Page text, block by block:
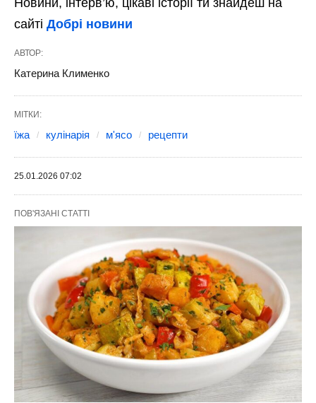
Новини, інтерв’ю, цікаві історії ти знайдеш на
сайті Добрі новини
АВТОР:
Катерина Клименко
МІТКИ:
їжа кулінарія м'ясо рецепти
25.01.2026 07:02
ПОВ'ЯЗАНІ СТАТТІ